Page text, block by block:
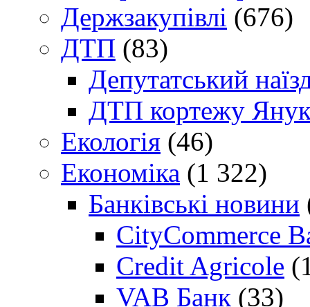
Держзакупівлі (676)
ДТП (83)
Депутатський
ДТП кортежу
Екологія (46)
Економіка (1 322)
Банківські новини
CityCommerce
Credit Agricole
VAB Банк (33)